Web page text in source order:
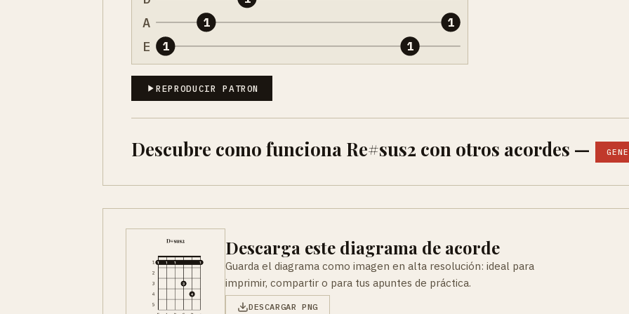
A
E 1
1
1
1
REPRODUCIR PATRON
Descubre como funciona Re#sus2 con otros acordes —
Descarga este diagrama de acorde
Guarda el diagrama como imagen en alta resolución: ideal para
imprimir, compartir o para tus apuntes de práctica.
DESCARGAR PNG